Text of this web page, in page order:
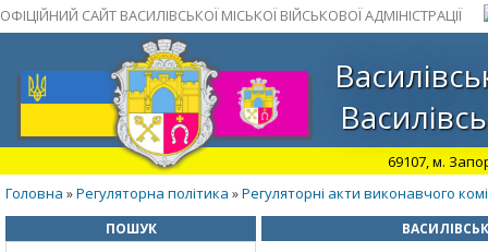
ОФІЦІЙНИЙ САЙТ ВАСИЛІВСЬКОЇ МІСЬКОЇ ВІЙСЬКОВОЇ АДМІНІСТРАЦІЇ
69107, м.
Головна »Регуляторна політика »Регуляторні акти виконавчого
ПОШУК